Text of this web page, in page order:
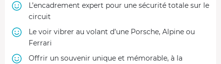
L’encadrement expert pour une sécurité totale sur le
circuit
Le voir vibrer au volant d’une Porsche, Alpine ou
Ferrari
Offrir un souvenir unique et mémorable, à la